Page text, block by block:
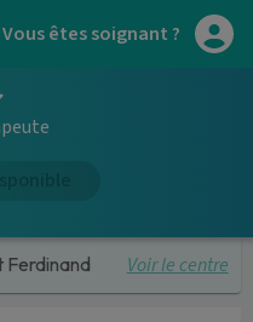
Vous êtes soignant ?
Ferdinand Voir le centre